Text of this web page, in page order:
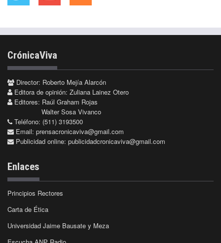
CrónicaViva
Director: Roberto Mejía Alarcón
Editora de opinión: Zuliana Lainez Otero
Editores: Raúl Graham Rojas
Walter Sosa Vivanco
Teléfono: (511) 3193500
Email: prensacronicaviva@gmail.com
Publicidad online: publicidadcronicaviva@gmail.com
Enlaces
Principios Rectores
Carta de Ética
Universidad Jaime Bausate y Meza